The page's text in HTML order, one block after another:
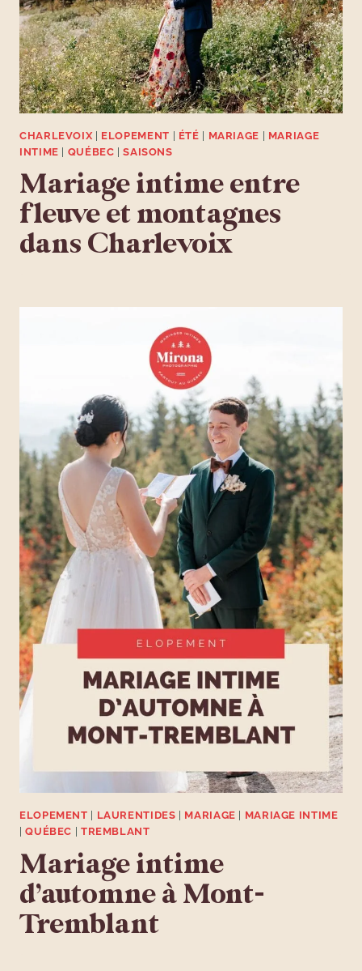
CHARLEVOIX| ELOPEMENT | ÉTÉ | MARIAGE | MARIAGE
INTIME | QUÉBEC |SAISONS
Mariage intime entre
fleuve et montagnes
dans Charlevoix
ELOPEMENT LAURENTIDES MARIAGE
MARIAGE INTIME
|QUÉBEC TREMBLANT
Mariage intime
d’automne à Mont-
Tremblant